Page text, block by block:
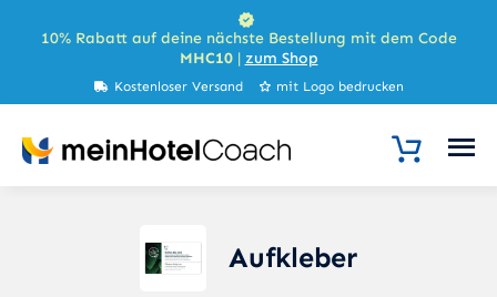
Inhalt10% Rabatt auf deine nächste Bestellung mit dem Code
MHC10| zum Shop
Kostenloser Versand mit Logo bedrucken
Aufkleber